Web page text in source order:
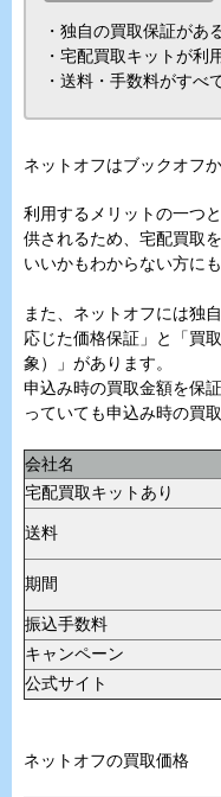
・独自の買取保証があ
・宅配買取キットが利
・送料・手数料がすべ
ネットオフはブックオフ
利用するメリットの一つ
供されるため、宅配買取
いいかもわからない方に
また、ネットオフには独
応じた価格保証」と「買
象）」があります。
申込み時の買取金額を保
っていても申込み時の買
会社名
宅配買取キットあり
送料
期間
振込手数料
キャンペーン
公式サイト
ネットオフの買取価格